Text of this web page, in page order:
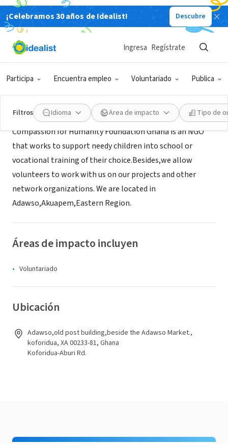
¡Celebramos 30 años de Idealist! Descubre
Participa Encuentra empleo Voluntariado Publica
Ingresa Regístrate
Filtros Idioma Área de impacto Tipo de
ORGANIZACIÓN SIN FIN DE LUCRO
Compassion Foundation Ghana
Acerca de
Compassion for Humanity Foundation Ghana is an NGO
that works to support needy children into school or
vocational training of their choice.Besides,we allow
volunteers to work with us on our projects and other
network organizations. We are located in
Adawso,Akuapem,Eastern Region.
Áreas de impacto incluyen
Voluntariado
Ubicación
Adawso,old post building,beside the Adawso Market.,
koforidua, XA 00233-81, Ghana
Koforidua-Aburi Rd.